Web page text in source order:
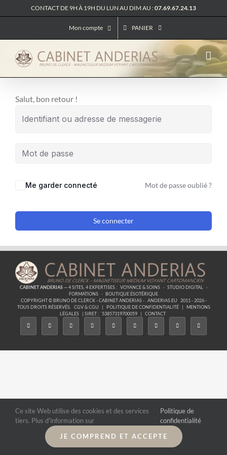
au
CONTACT DE 9H À 19H DU LUN AU DIM AU :07.69.67.24.13
Mon compte PANIER
Salut, bon retour !
Me garder connecté Mot de passe oublié ?
Se connecter
CABINET ANDERIAS— 4 SITES, 4 EXPERTISES : VOYANCE & SOINS · STUDIO DIGITAL
·
FORMATIONS · BOUTIQUE ÉSOTÉRIQUE
COPYRIGHT © BRUNO DE CLERCK - CABINET ANDERIAS - ANDERIAS.EU
2011 - 2026 -
TOUS DROITS RÉSERVÉS.
CGV & CGU | POLITIQUE DE CONFIDENTIALITÉ |
MENTIONS
LÉGALES
| SIRET : 53857319700059 | CONTACT
Ce site Web utilise des cookies et des services
tiers. Plus d'information sur
Politique de
confidentialité
JE COMPREND ET ACCEPTE